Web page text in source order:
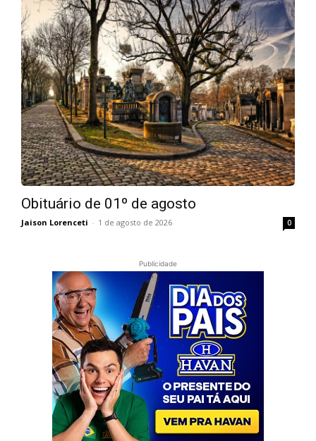
Obituário de 01º de agosto
Jaison Lorenceti - 1 de agosto de 2026 0
Publicidade